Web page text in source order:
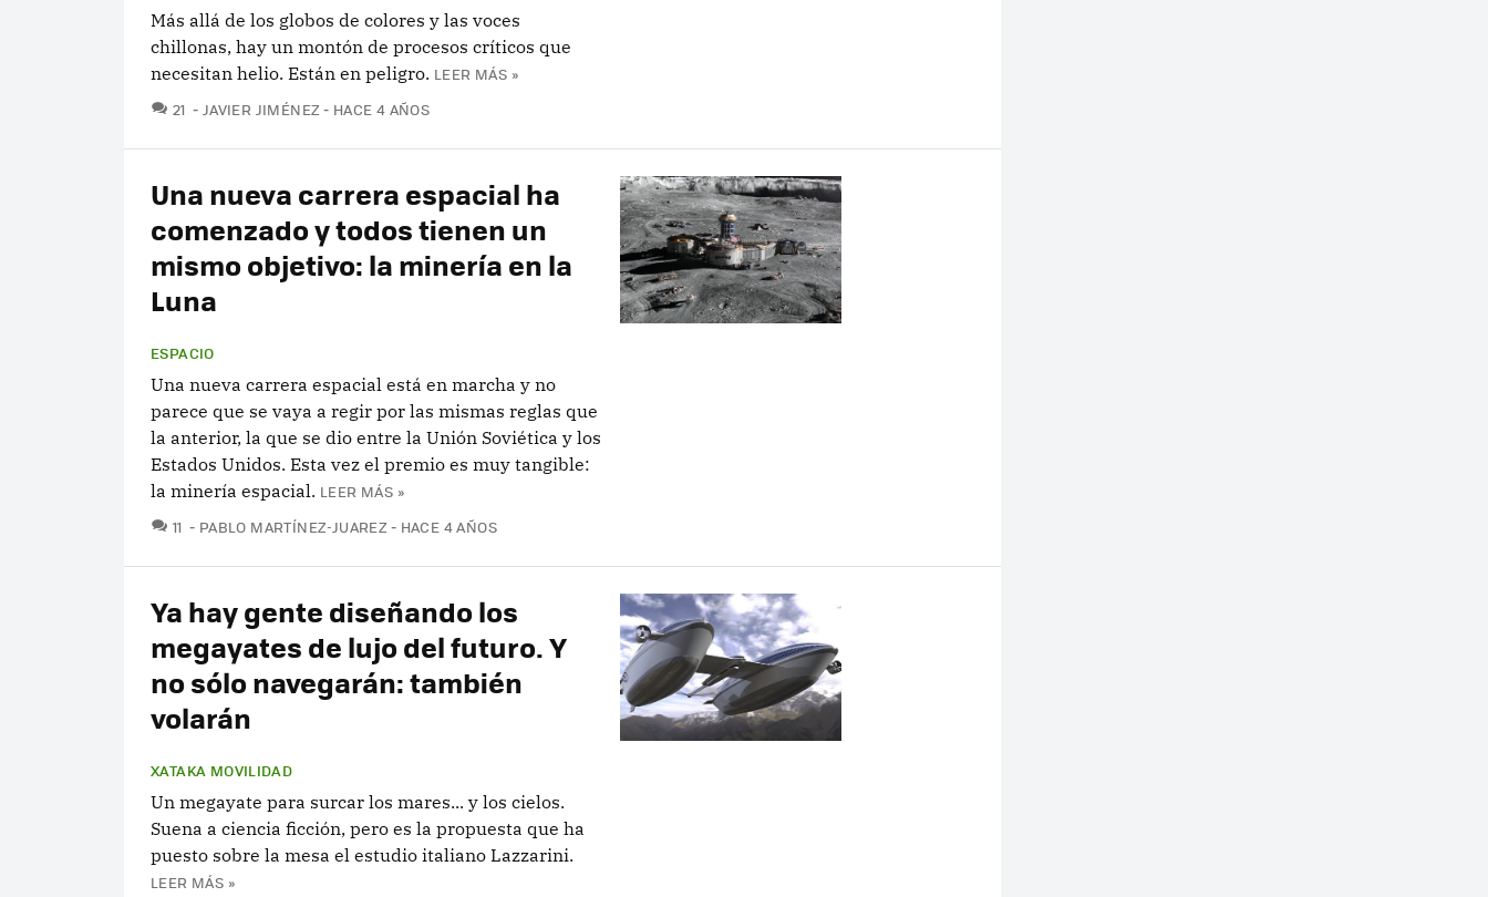
Más allá de los globos de colores y las voces
chillonas, hay un montón de procesos críticos que
necesitan helio. Están en peligro. LEER MÁS »
21 COMENTARIOS
JAVIER JIMÉNEZ HACE 4 AÑOS
Una nueva carrera espacial ha
comenzado y todos tienen un
mismo objetivo: la minería en la
Luna
ESPACIO
Una nueva carrera espacial está en marcha y no
parece que se vaya a regir por las mismas reglas que
la anterior, la que se dio entre la Unión Soviética y los
Estados Unidos. Esta vez el premio es muy tangible:
la minería espacial. LEER MÁS »
11 COMENTARIOS
PABLO MARTÍNEZ-JUAREZ HACE 4 AÑOS
Ya hay gente diseñando los
megayates de lujo del futuro. Y
no sólo navegarán: también
volarán
XATAKA MOVILIDAD
Un megayate para surcar los mares... y los cielos.
Suena a ciencia ficción, pero es la propuesta que ha
puesto sobre la mesa el estudio italiano Lazzarini.
LEER MÁS »